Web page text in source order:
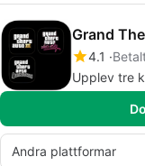
Grand
4.1
Upplev tre
Andra plattformar